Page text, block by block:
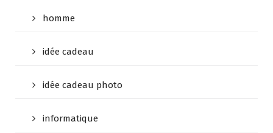
homme
idée cadeau
idée cadeau photo
informatique